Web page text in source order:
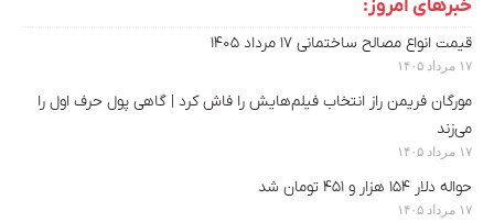
خبرهای امروز:
قیمت انواع مصالح ساختمانی ۱۷ مرداد ۱۴۰۵
۱۷ مرداد ۱۴۰۵
مورگان فریمن راز انتخاب فیلم‌هایش را فاش کرد | گاهی پول حرف اول را
می‌زند
۱۷ مرداد ۱۴۰۵
حواله دلار ۱۵۴ هزار و ۴۵۱ تومان شد
۱۷ مرداد ۱۴۰۵